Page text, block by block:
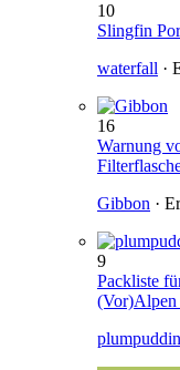
10
Slingfin
waterfall ·
16
Warnung
Gibbon ·
9
Packliste
(Vor)Alpen